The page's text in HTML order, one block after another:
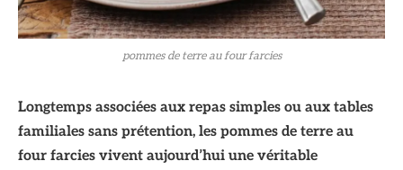
pommes de terre au four farcies
Longtemps associées aux repas simples ou aux tables
familiales sans prétention, les pommes de terre au
four farcies vivent aujourd’hui une véritable